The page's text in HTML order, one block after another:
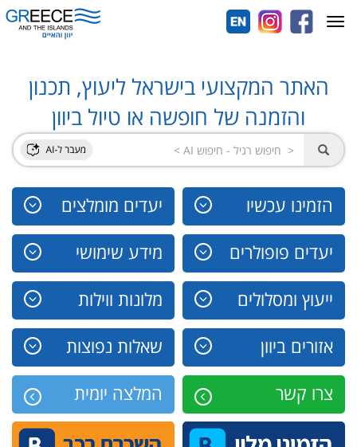
האתר המקצועי בישראל ליעוץ, תכנון
והזמנה של חופשה או טיול ביוון
הזמינו עכשיו יעדים מומלצים
יעדים פופולרים מידע שימושי
ייעוץ ומסלולים מלונות ווילות
אזורים ביוון שאלות נפוצות
צרו קשר המלצה יומית
Toggle
navigation